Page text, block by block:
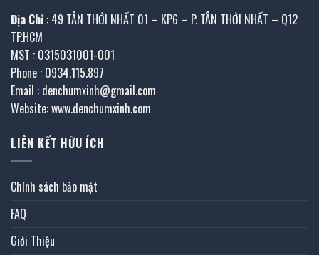
Địa Chỉ : 49 TÂN THỚI NHẤT 01 – KP6 – P. TÂN THỚI NHẤT – Q12
TP.HCM
MST : 0315031001-001
Phone : 0934.115.897
Email : denchumxinh@gmail.com
Website: www.denchumxinh.com
LIÊN KẾT HỮU ÍCH
Chính sách bảo mật
FAQ
Giới Thiệu